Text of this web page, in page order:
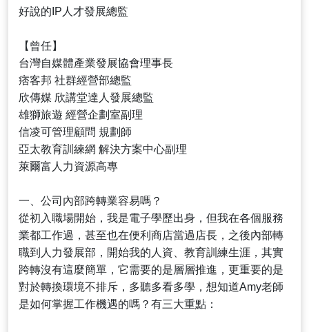
好說的IP人才發展總監
【曾任】
台灣自媒體產業發展協會理事長
痞客邦 社群經營部總監
欣傳媒 欣講堂達人發展總監
雄獅旅遊 經營企劃室副理
信凌可管理顧問 規劃師
亞太教育訓練網 解決方案中心副理
萊爾富人力資源高專
一、公司內部跨轉業容易嗎？
從初入職場開始，我是電子學歷出身，但我在各個服務
業都工作過，甚至也在便利商店當過店長，之後內部轉
職到人力發展部，開始我的人資、教育訓練生涯，其實
跨轉沒有這麼簡單，它需要的是層層推進，更重要的是
對於轉換環境不排斥，多聽多看多學，想知道Amy老師
是如何掌握工作機遇的嗎？有三大重點：